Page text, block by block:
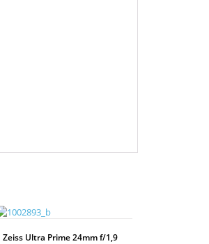
Zeiss Ultra Prime 24mm f/1,9